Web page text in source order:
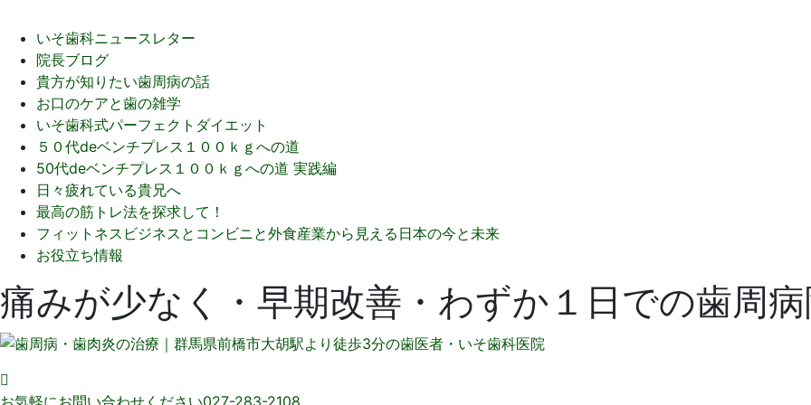
いそ歯科ニュースレター
院長ブログ
貴方が知りたい歯周病の話
お口のケアと歯の雑学
いそ歯科式パーフェクトダイエット
５０代deベンチプレス１００ｋｇへの道
50代deベンチプレス１００ｋｇへの道 実践編
日々疲れている貴兄へ
最高の筋トレ法を探求して！
フィットネスビジネスとコンビニと外食産業から見える日本の今と未来
お役立ち情報
痛みが少なく・早期改善・わずか１日での歯周
お気軽にお問い合わせください027-283-2108